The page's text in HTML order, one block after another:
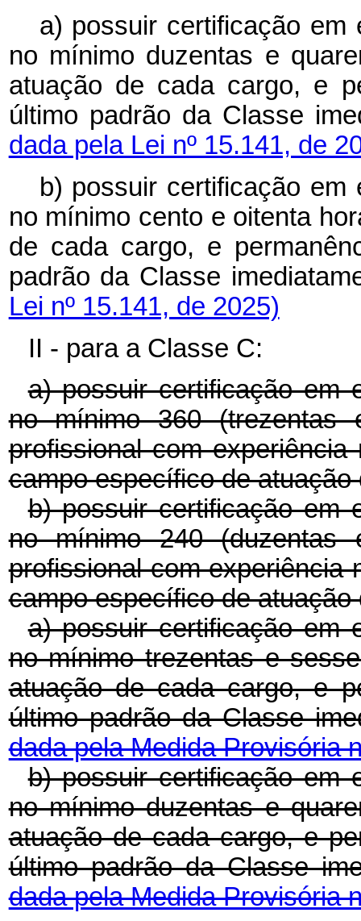
a) possuir certificação em
no mínimo duzentas e
atuação de cada cargo, e
último padrão da Classe
dada pela Lei nº 15.141, de
b) possuir certificação em
no mínimo cento e oitenta
de cada cargo, e
padrão da Classe
Lei nº 15.141, de 2025)
II - para a Classe C:
a) possuir certificação em
no mínimo 360 (trezentas
profissional com
campo específico de atuação
b) possuir certificação em
no mínimo 240 (duzentas
profissional com experiência
campo específico de atuação
a) possuir certificação em
no mínimo trezentas e
atuação de cada cargo, e
último padrão da Classe
dada pela Medida Provisória
b) possuir certificação em
no mínimo duzentas e
atuação de cada cargo, e
último padrão da Classe
dada pela Medida Provisória